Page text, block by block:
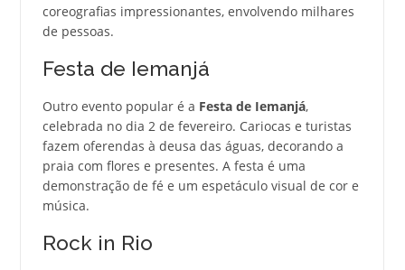
coreografias impressionantes, envolvendo milhares
de pessoas.
Festa de Iemanjá
Outro evento popular é a Festa de Iemanjá,
celebrada no dia 2 de fevereiro. Cariocas e turistas
fazem oferendas à deusa das águas, decorando a
praia com flores e presentes. A festa é uma
demonstração de fé e um espetáculo visual de cor e
música.
Rock in Rio